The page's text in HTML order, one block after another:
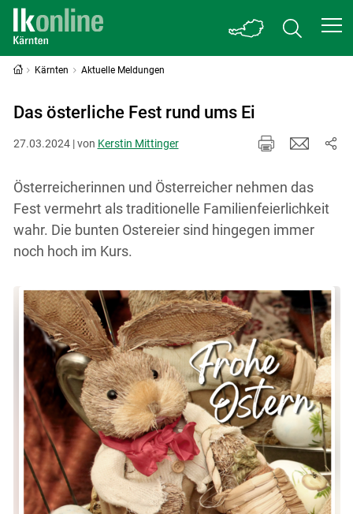
Kärnten Aktuelle Meldungen
Das österliche Fest rund ums Ei
27.03.2024 | von Kerstin Mittinger
Österreicherinnen und Österreicher nehmen das
Fest vermehrt als traditionelle Familienfeierlichkeit
wahr. Die bunten Ostereier sind hingegen immer
noch hoch im Kurs.